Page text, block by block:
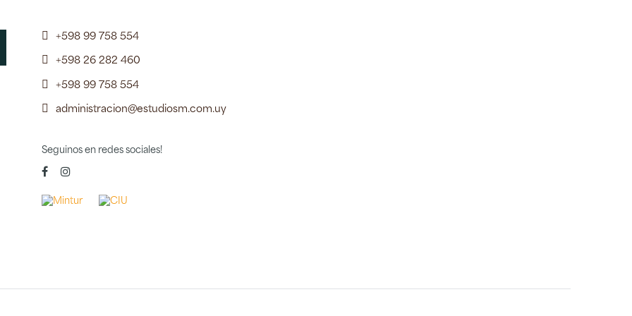
+598 99 758 554
+598 26 282 460
+598 99 758 554
administracion@estudiosm.com.uy
Seguinos en redes sociales!